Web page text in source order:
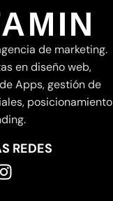
de marketing.
en diseño web,
Apps, gestión de
posicionamiento
REDES